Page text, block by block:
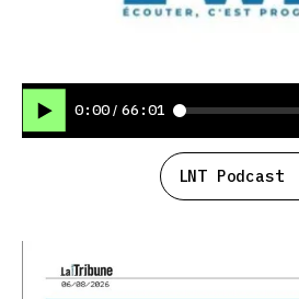
0:00 / 66:01
LNT Podcast